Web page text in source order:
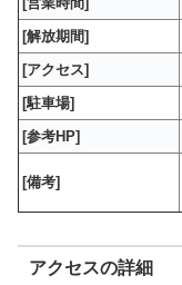
[解放期間]
[アクセス]
[駐車場]
[参考HP]
[備考]
アクセスの詳細